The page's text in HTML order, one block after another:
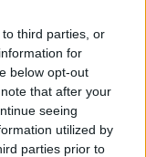
third parties, or
for
below opt-out
that after your
seeing
utilized by
parties prior to